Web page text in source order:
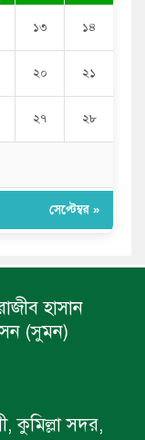
১৩ ১৪
২০ ২১
২৭ ২৮
সেপ্টেম্বর »
হাসান
(সুমন)
কুমিল্লা সদর,